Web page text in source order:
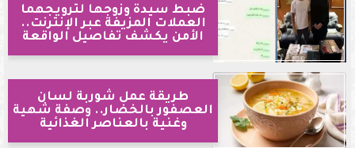
ضبط سيدة وزوجها لترويجهما
العملات المزيفة عبر الإنترنت..
الأمن يكشف تفاصيل الواقعة
طريقة عمل شوربة لسان
العصفور بالخضار.. وصفة شهية
وغنية بالعناصر الغذائية